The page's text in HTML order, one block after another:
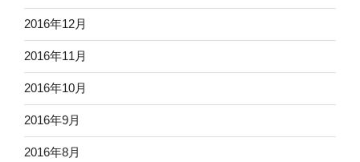
2016年12月
2016年11月
2016年10月
2016年9月
2016年8月